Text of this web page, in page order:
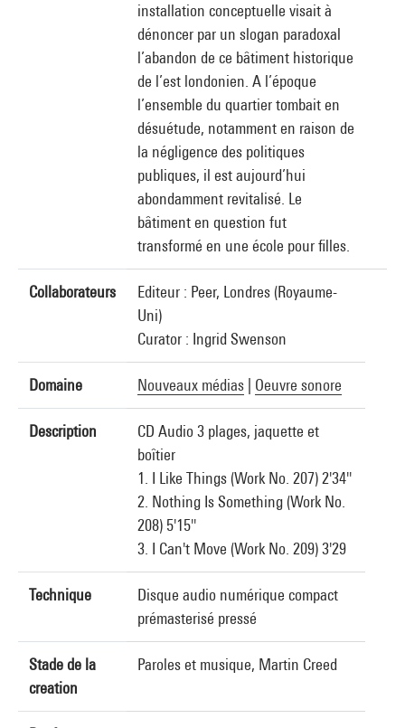
installation conceptuelle visait à
dénoncer par un slogan paradoxal
l’abandon de ce bâtiment historique
de l’est londonien. A l’époque
l’ensemble du quartier tombait en
désuétude, notamment en raison de
la négligence des politiques
publiques, il est aujourd’hui
abondamment revitalisé. Le
bâtiment en question fut
transformé en une école pour filles.
Collaborateurs
Editeur : Peer, Londres (Royaume-
Uni)
Curator : Ingrid Swenson
Domaine Nouveaux médias Oeuvre sonore
Description
CD Audio 3 plages, jaquette et
boîtier
1. I Like Things (Work No. 207) 2'34''
2. Nothing Is Something (Work No.
208) 5'15''
3. I Can't Move (Work No. 209) 3'29
Technique
Disque audio numérique compact
prémasterisé pressé
Stade de la
creation
Paroles et musique, Martin Creed